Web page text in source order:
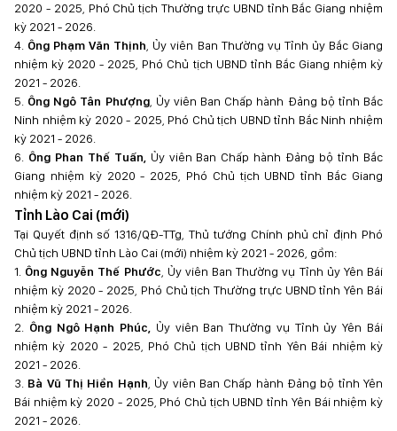
2020 - 2025, Phó Chủ tịch Thường trực UBND tỉnh Bắc Giang nhiệm
kỳ 2021 - 2026.
4. Ông Phạm Văn Thịnh , Ủy viên Ban Thường vụ Tỉnh ủy Bắc Giang
nhiệm kỳ 2020 - 2025, Phó Chủ tịch UBND tỉnh Bắc Giang nhiệm kỳ
2021 - 2026.
5. Ông Ngô Tân Phượng, Ủy viên Ban Chấp hành Đảng bộ tỉnh Bắc
Ninh nhiệm kỳ 2020 - 2025, Phó Chủ tịch UBND tỉnh Bắc Ninh nhiệm
kỳ 2021 - 2026.
6. Ông Phan Thế Tuấn,
Ủy viên Ban Chấp hành Đảng bộ tỉnh Bắc
Giang nhiệm kỳ 2020 - 2025, Phó Chủ tịch UBND tỉnh Bắc Giang
nhiệm kỳ 2021 - 2026.
Tỉnh Lào Cai (mới)
Tại Quyết định số 1316/QĐ-TTg, Thủ tướng Chính phủ chỉ định Phó
Chủ tịch UBND tỉnh Lào Cai (mới) nhiệm kỳ 2021 - 2026, gồm:
1. Ông Nguyễn Thế Phước , Ủy viên Ban Thường vụ Tỉnh ủy Yên Bái
nhiệm kỳ 2020 - 2025, Phó Chủ tịch Thường trực UBND tỉnh Yên Bái
nhiệm kỳ 2021 - 2026.
2. Ông Ngô Hạnh Phúc,
Ủy viên Ban Thường vụ Tỉnh ủy Yên Bái
nhiệm kỳ 2020 - 2025, Phó Chủ tịch UBND tỉnh Yên Bái nhiệm kỳ
2021 - 2026.
3. Bà Vũ Thị Hiền Hạnh , Ủy viên Ban Chấp hành Đảng bộ tỉnh Yên
Bái nhiệm kỳ 2020 - 2025, Phó Chủ tịch UBND tỉnh Yên Bái nhiệm kỳ
2021 - 2026.